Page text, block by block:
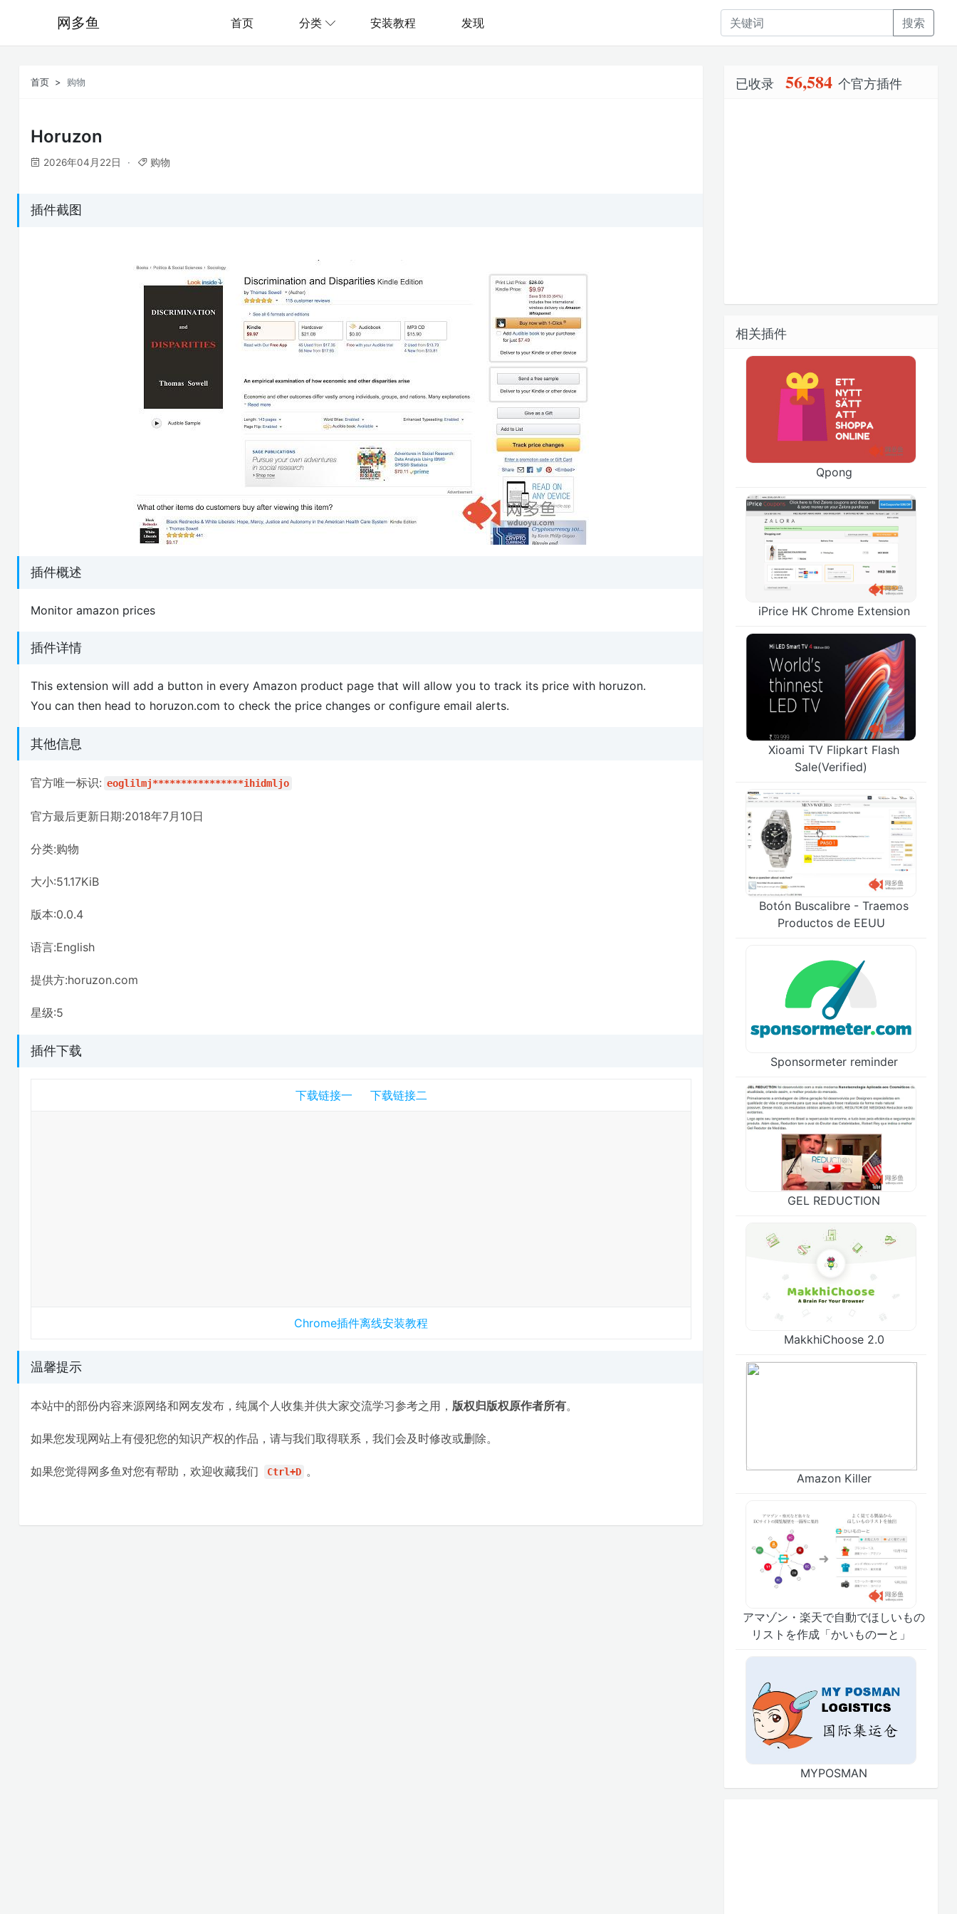
网多鱼 首页 分类 安装教程 发现 搜索
首页 购物
Horuzon
2026年04月22日 购物
插件截图
插件概述
Monitor amazon prices
插件详情
This extension will add a button in every Amazon product page that will allow you to track its price with horuzon.
You can then head to horuzon.com to check the price changes or configure email alerts.
其他信息
官方唯一标识: eoglilmj****************ihidmljo
官方最后更新日期:2018年7月10日
分类:购物
大小:51.17KiB
版本:0.0.4
语言:English
提供方:horuzon.com
星级:5
插件下载
下载链接一 下载链接二
Chrome插件离线安装教程
温馨提示
本站中的部份内容来源网络和网友发布，纯属个人收集并供大家交流学习参考之用， 版权归版权原作者所有。
如果您发现网站上有侵犯您的知识产权的作品，请与我们取得联系，我们会及时修改或删除。
如果您觉得网多鱼对您有帮助，欢迎收藏我们 Ctrl+D 。
已收录 56,584 个官方插件
相关插件
Qpong
iPrice HK Chrome Extension
Xioami TV Flipkart Flash
Sale(Verified)
Botón Buscalibre - Traemos
Productos de EEUU
Sponsormeter reminder
GEL REDUCTION
MakkhiChoose 2.0
Amazon Killer
アマゾン・楽天で自動でほしいもの
リストを作成「かいものーと」
MYPOSMAN